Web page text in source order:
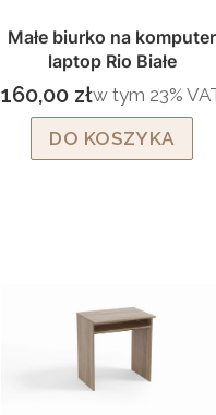
Małe biurko na komputer
laptop Rio Białe
Cena brutto
160,00 złw tym %s VAT
w tym 23%
DO KOSZYKA